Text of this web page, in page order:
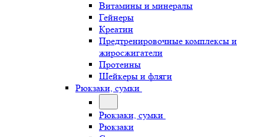
Витамины и минералы
Гейнеры
Креатин
Предтренировочные комплексы и
жиросжигатели
Протеины
Шейкеры и фляги
Рюкзаки, сумки
Рюкзаки, сумки
Рюкзаки